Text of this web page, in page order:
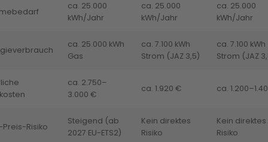
ca. 25.000
kWh/Jahr
ca. 25.000
kWh/Jahr
ca. 25.000
kWh/Jahr
ca. 25.000 kWh
Gas
ca. 7.100 kWh
Strom (JAZ 3,5)
ca. 7.100 kWh
Strom (JAZ
ca. 2.750–
3.000 €
ca. 1.920 € ca.
Preis-Risiko
Steigend (ab
2027 EU-ETS2)
Kein direktes
Risiko
Kein direktes
Risiko